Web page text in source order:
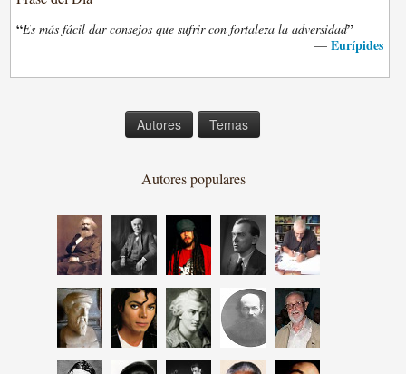
“Es más fácil dar consejos que sufrir con fortaleza la adversidad”
— Eurípides
Autores Temas
Autores populares